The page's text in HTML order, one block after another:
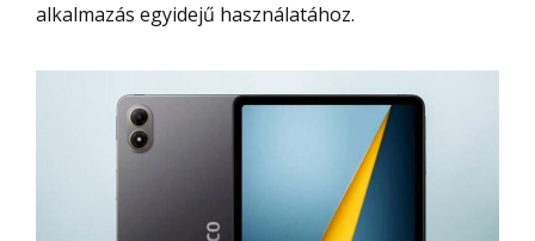
alkalmazás egyidejű használatához.